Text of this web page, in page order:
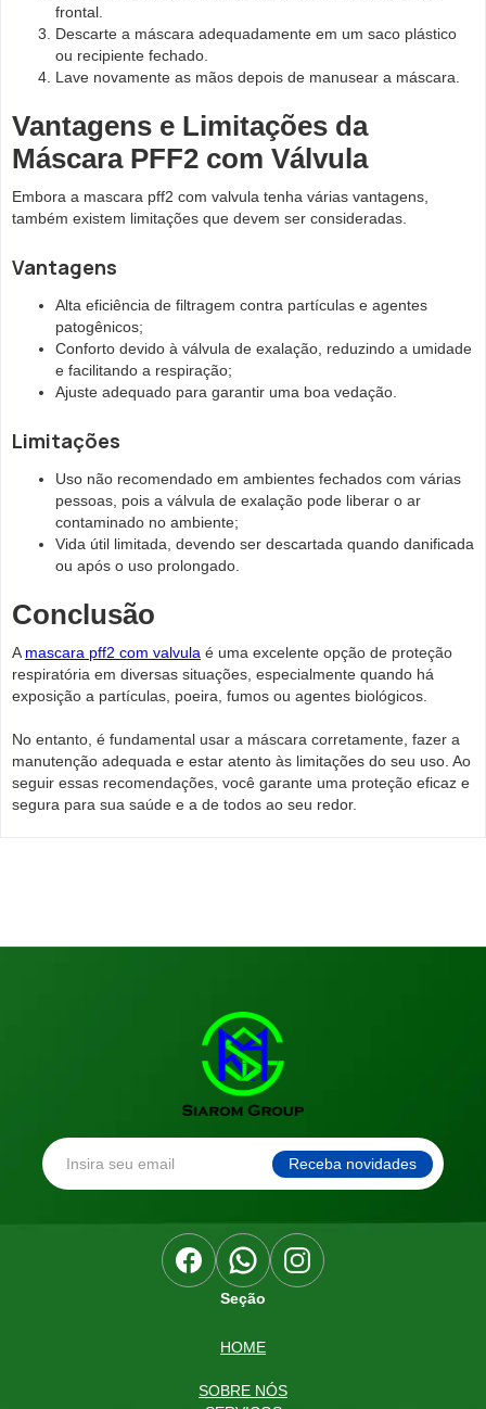
frontal.
Descarte a máscara adequadamente em um saco plástico
ou recipiente fechado.
Lave novamente as mãos depois de manusear a máscara.
Vantagens e Limitações da
Máscara PFF2 com Válvula
Embora a mascara pff2 com valvula tenha várias vantagens,
também existem limitações que devem ser consideradas.
Vantagens
Alta eficiência de filtragem contra partículas e agentes
patogênicos;
Conforto devido à válvula de exalação, reduzindo a umidade
e facilitando a respiração;
Ajuste adequado para garantir uma boa vedação.
Limitações
Uso não recomendado em ambientes fechados com várias
pessoas, pois a válvula de exalação pode liberar o ar
contaminado no ambiente;
Vida útil limitada, devendo ser descartada quando danificada
ou após o uso prolongado.
Conclusão
A mascara pff2 com valvula é uma excelente opção de proteção
respiratória em diversas situações, especialmente quando há
exposição a partículas, poeira, fumos ou agentes biológicos.
No entanto, é fundamental usar a máscara corretamente, fazer a
manutenção adequada e estar atento às limitações do seu uso. Ao
seguir essas recomendações, você garante uma proteção eficaz e
segura para sua saúde e a de todos ao seu redor.
Seção
HOME
SOBRE NÓS